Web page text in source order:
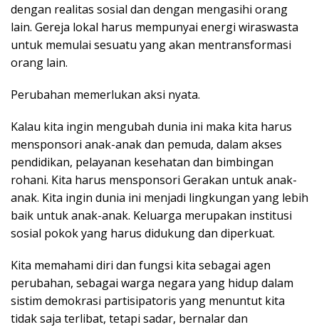
dengan realitas sosial dan dengan mengasihi orang
lain. Gereja lokal harus mempunyai energi wiraswasta
untuk memulai sesuatu yang akan mentransformasi
orang lain.
Perubahan memerlukan aksi nyata.
Kalau kita ingin mengubah dunia ini maka kita harus
mensponsori anak-anak dan pemuda, dalam akses
pendidikan, pelayanan kesehatan dan bimbingan
rohani. Kita harus mensponsori Gerakan untuk anak-
anak. Kita ingin dunia ini menjadi lingkungan yang lebih
baik untuk anak-anak. Keluarga merupakan institusi
sosial pokok yang harus didukung dan diperkuat.
Kita memahami diri dan fungsi kita sebagai agen
perubahan, sebagai warga negara yang hidup dalam
sistim demokrasi partisipatoris yang menuntut kita
tidak saja terlibat, tetapi sadar, bernalar dan